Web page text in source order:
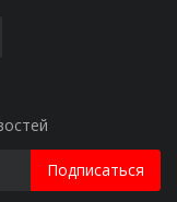
Подписаться